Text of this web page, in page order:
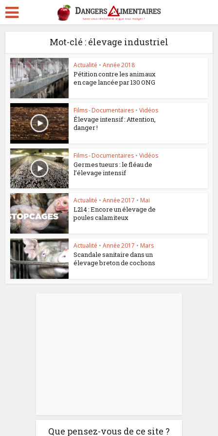
Mot-clé : élevage industriel
Actualité • Année 2018
Pétition contre les animaux
en cage lancée par 130 ONG
Films - Documentaires • Vidéos
Élevage intensif : Attention,
danger !
Films - Documentaires • Vidéos
Germes tueurs : le fléau de
l’élevage intensif
Actualité • Année 2017 • Mai
L214 : Encore un élevage de
poules calamiteux
Actualité • Année 2017 • Mars
Scandale sanitaire dans un
élevage breton de cochons
Que pensez-vous de ce site ?